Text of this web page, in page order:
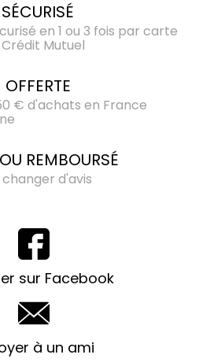
en 1 ou 3 fois par carte
Mutuel
€ d'achats en France
REMBOURSÉ
d'avis
sur Facebook
à un ami